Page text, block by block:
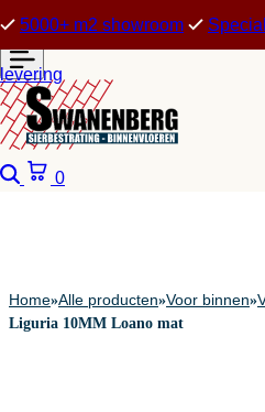
5000+ m2 showroom
levering
Zoeken
0
Home»Alle producten»Voor binnen»
Liguria 10MM Loano mat